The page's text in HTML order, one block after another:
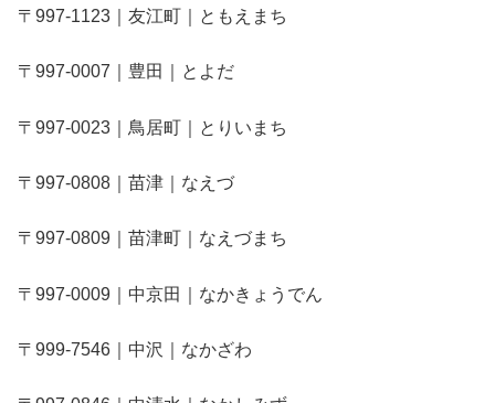
〒997-1123｜友江町｜ともえまち
〒997-0007｜豊田｜とよだ
〒997-0023｜鳥居町｜とりいまち
〒997-0808｜苗津｜なえづ
〒997-0809｜苗津町｜なえづまち
〒997-0009｜中京田｜なかきょうでん
〒999-7546｜中沢｜なかざわ